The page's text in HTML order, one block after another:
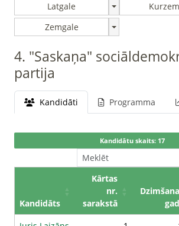
Latgale
Zemgale
4. "Saskaņa"
partija
Kandidāti Programma
Kandidātu skaits: 17
Kandidāts
Kārtas
nr.
sarakstā